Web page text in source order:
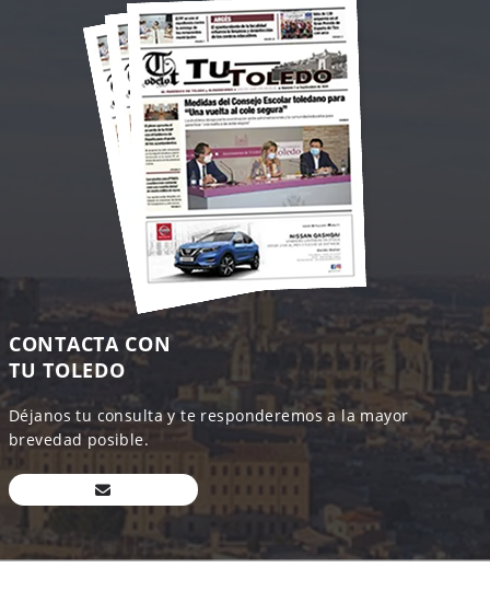
CONTACTA CON
TU TOLEDO
Déjanos tu consulta y te responderemos a la mayor
brevedad posible.